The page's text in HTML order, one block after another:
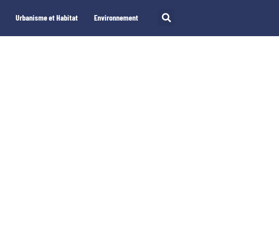
Urbanisme et Habitat Environnement